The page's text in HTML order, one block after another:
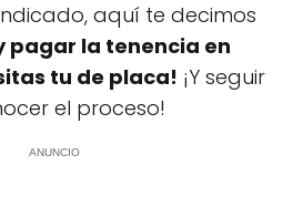
aquí te decimos
pagar la tenencia en
tu de placa! ¡Y seguir
el proceso!
ANUNCIO